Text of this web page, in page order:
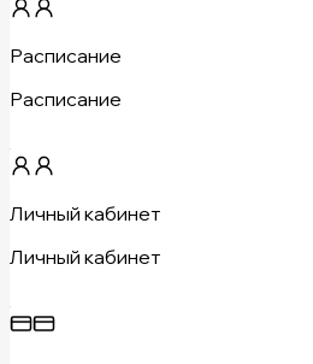
Расписание
Расписание
Личный кабинет
Личный кабинет